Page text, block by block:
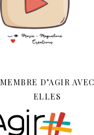
MEMBRE D’AGIR AVEC
ELLES